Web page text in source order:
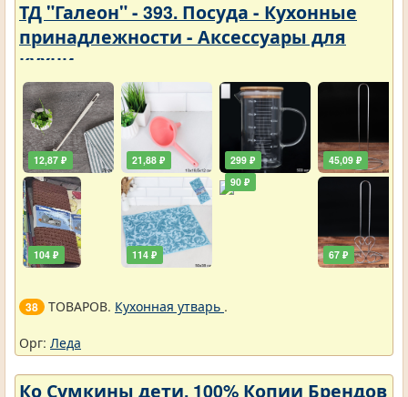
ТД "Галеон" - 393. Посуда - Кухонные
принадлежности - Аксессуары для
кухни
12,87 ₽
104 ₽
21,88 ₽
114 ₽
299 ₽
90 ₽
45,09 ₽
67 ₽
38 ТОВАРОВ. Кухонная утварь .
Орг: Леда
Ко Сумкины дети. 100% Копии Брендов